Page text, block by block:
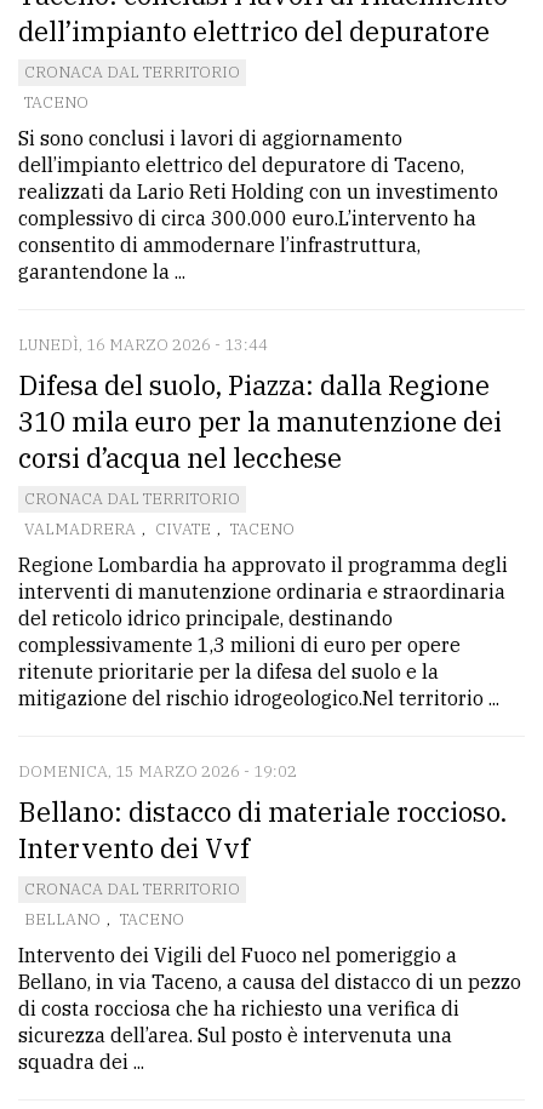
dell’impianto elettrico del depuratore
CRONACA DAL TERRITORIO
TACENO
Si sono conclusi i lavori di aggiornamento
dell’impianto elettrico del depuratore di Taceno,
realizzati da Lario Reti Holding con un investimento
complessivo di circa 300.000 euro.L’intervento ha
consentito di ammodernare l’infrastruttura,
garantendone la ...
LUNEDÌ, 16 MARZO 2026 - 13:44
Difesa del suolo, Piazza: dalla Regione
310 mila euro per la manutenzione dei
corsi d’acqua nel lecchese
CRONACA DAL TERRITORIO
VALMADRERA , CIVATE , TACENO
Regione Lombardia ha approvato il programma degli
interventi di manutenzione ordinaria e straordinaria
del reticolo idrico principale, destinando
complessivamente 1,3 milioni di euro per opere
ritenute prioritarie per la difesa del suolo e la
mitigazione del rischio idrogeologico.Nel territorio ...
DOMENICA, 15 MARZO 2026 - 19:02
Bellano: distacco di materiale roccioso.
Intervento dei Vvf
CRONACA DAL TERRITORIO
BELLANO , TACENO
Intervento dei Vigili del Fuoco nel pomeriggio a
Bellano, in via Taceno, a causa del distacco di un pezzo
di costa rocciosa che ha richiesto una verifica di
sicurezza dell’area. Sul posto è intervenuta una
squadra dei ...